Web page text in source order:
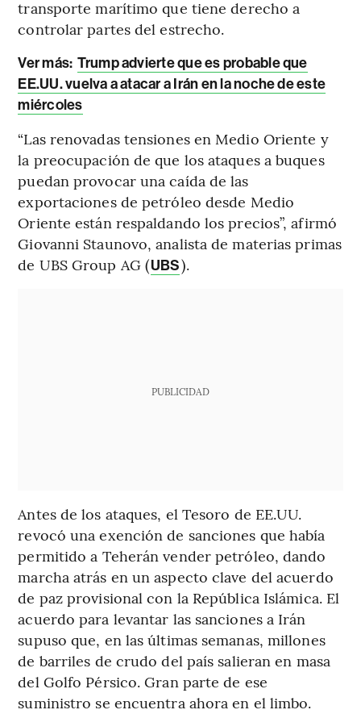
transporte marítimo que tiene derecho a
controlar partes del estrecho.
Ver más: Trump advierte que es probable que
EE.UU. vuelva a atacar a Irán en la noche de este
miércoles
“Las renovadas tensiones en Medio Oriente y
la preocupación de que los ataques a buques
puedan provocar una caída de las
exportaciones de petróleo desde Medio
Oriente están respaldando los precios”, afirmó
Giovanni Staunovo, analista de materias primas
de UBS Group AG (UBS).
PUBLICIDAD
Antes de los ataques, el Tesoro de EE.UU.
revocó una exención de sanciones que había
permitido a Teherán vender petróleo, dando
marcha atrás en un aspecto clave del acuerdo
de paz provisional con la República Islámica. El
acuerdo para levantar las sanciones a Irán
supuso que, en las últimas semanas, millones
de barriles de crudo del país salieran en masa
del Golfo Pérsico. Gran parte de ese
suministro se encuentra ahora en el limbo.